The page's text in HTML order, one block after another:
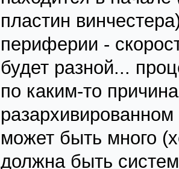
пластин
периферии -
будет разной...
по каким-то
может быть много
должна быть